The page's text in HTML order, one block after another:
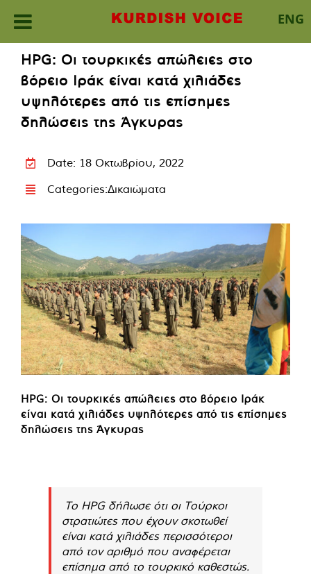
ENG
content
HPG: Οι τουρκικές απώλειες στο
βόρειο Ιράκ είναι κατά χιλιάδες
υψηλότερες από τις επίσημες
δηλώσεις της Άγκυρας
Date: 18 Οκτωβρίου, 2022
Categories:Δικαιώματα
HPG: Οι τουρκικές απώλειες στο βόρειο Ιράκ
είναι κατά χιλιάδες υψηλότερες από τις επίσημες
δηλώσεις της Άγκυρας
Το HPG δήλωσε ότι οι Τούρκοι
στρατιώτες που έχουν σκοτωθεί
είναι κατά χιλιάδες περισσότεροι
από τον αριθμό που αναφέρεται
επίσημα από το τουρκικό καθεστώς.